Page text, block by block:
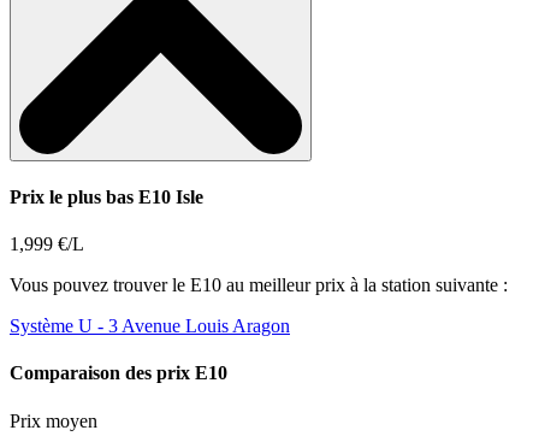
Prix le plus bas E10 Isle
1,999 €/L
Vous pouvez trouver le E10 au meilleur prix à la station suivante :
Système U - 3 Avenue Louis Aragon
Comparaison des prix E10
Prix moyen